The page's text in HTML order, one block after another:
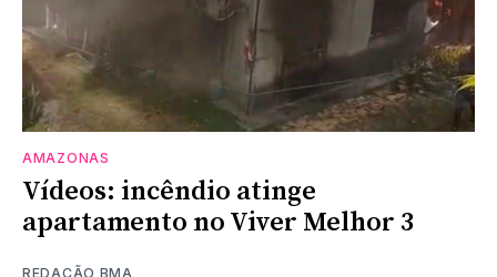
AMAZONAS
Vídeos: incêndio atinge
apartamento no Viver Melhor 3
REDAÇÃO BMA